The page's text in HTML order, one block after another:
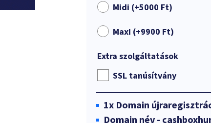
Midi (+5000 Ft)
Maxi (+9900 Ft)
Extra szolgáltatások
SSL tanúsítvány
1x Domain
Domain név -